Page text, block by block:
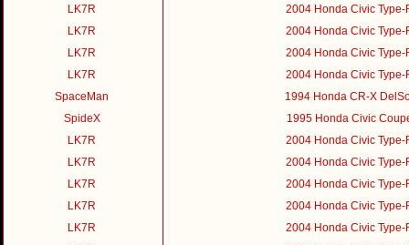
LK7R
2004 Honda Civic Type-
LK7R
2004 Honda Civic Type-
LK7R
2004 Honda Civic Type-
LK7R
2004 Honda Civic Type-
SpaceMan
1994 Honda CR-X
SpideX
1995 Honda Civic
LK7R
2004 Honda Civic Type-
LK7R
2004 Honda Civic Type-
LK7R
2004 Honda Civic Type-
LK7R
2004 Honda Civic Type-
LK7R
2004 Honda Civic Type-